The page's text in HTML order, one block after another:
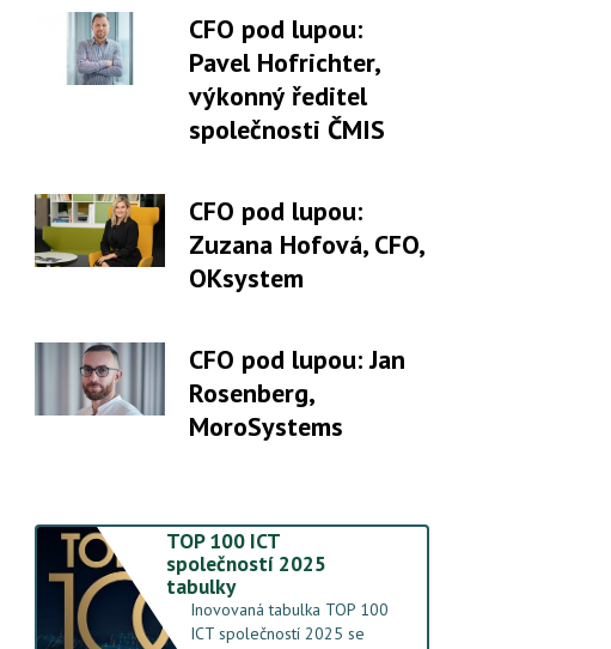
CFO pod lupou:
Pavel Hofrichter,
výkonný ředitel
společnosti ČMIS
CFO pod lupou:
Zuzana Hofová, CFO,
OKsystem
CFO pod lupou: Jan
Rosenberg,
MoroSystems
TOP 100 ICT
společností 2025
tabulky
Inovovaná tabulka TOP 100
ICT společností 2025 se